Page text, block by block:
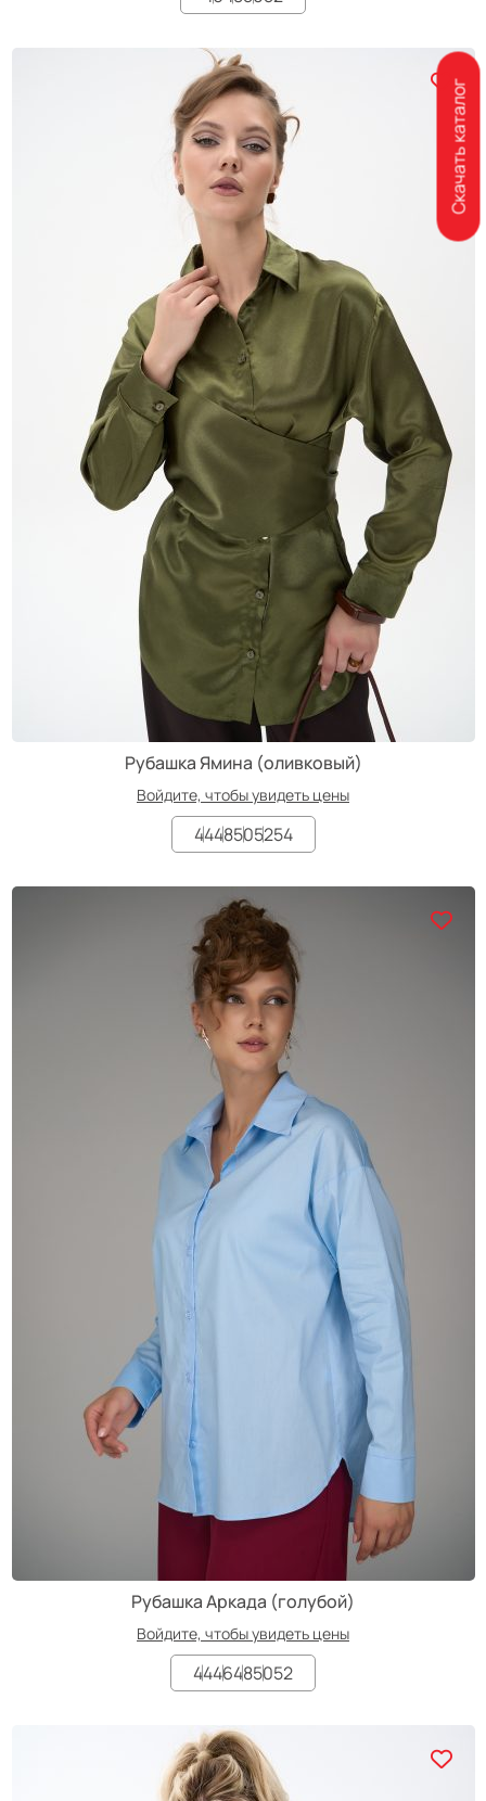
Рубашка Ямина (оливковый)
Войдите, чтобы увидеть цены
4448505254
Рубашка Аркада (голубой)
Войдите, чтобы увидеть цены
4446485052
Скачать каталог